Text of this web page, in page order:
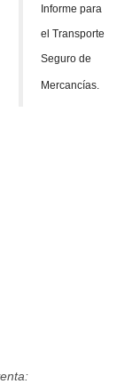
Informe para
el Transporte
Seguro de
Mercancías.